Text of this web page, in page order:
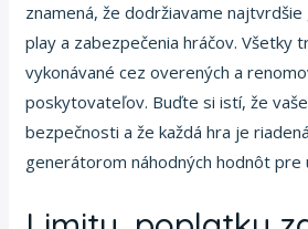
znamená, že dodržiavame
play a zabezpečenia hráčov. Všetky
vykonávané cez overených a
poskytovateľov. Buďte si istí, že
bezpečnosti a že každá hra je
generátorom náhodných hodnôt pre